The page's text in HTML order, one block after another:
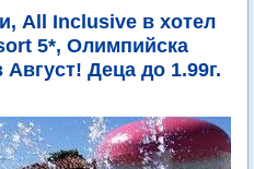
All Inclusive в хотел
5*, Олимпийска
Деца до 1.99г.